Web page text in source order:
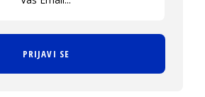
PRIJAVI SE